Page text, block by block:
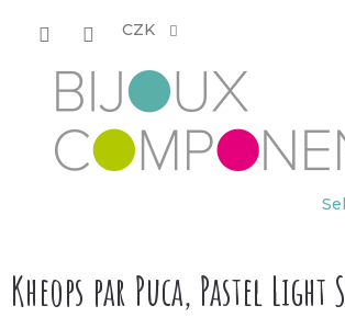
CZK
Kheops par Puca, Pastel Light